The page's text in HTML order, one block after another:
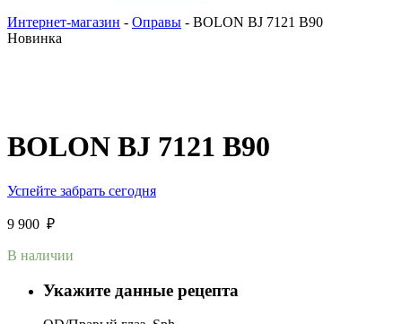
Интернет-магазин - Оправы - BOLON BJ 7121 B90
Новинка
BOLON BJ 7121 B90
Успейте забрать сегодня
9 900 ₽
В наличии
Укажите данные рецепта